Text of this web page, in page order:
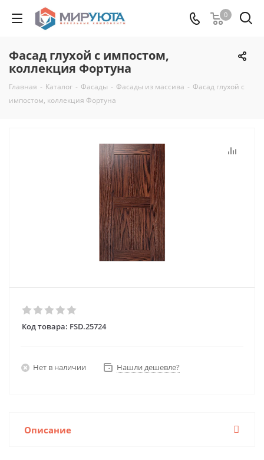
0
Фасад глухой с импостом,
коллекция Фортуна
Главная - Каталог - Фасады - Фасады из массива - Фасад глухой с
импостом, коллекция Фортуна
Код товара: FSD.25724
Нет в наличии Нашли дешевле?
Описание